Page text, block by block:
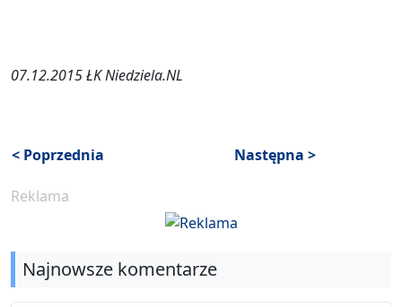
07.12.2015 ŁK Niedziela.NL
< Poprzednia Następna >
Reklama
Najnowsze komentarze